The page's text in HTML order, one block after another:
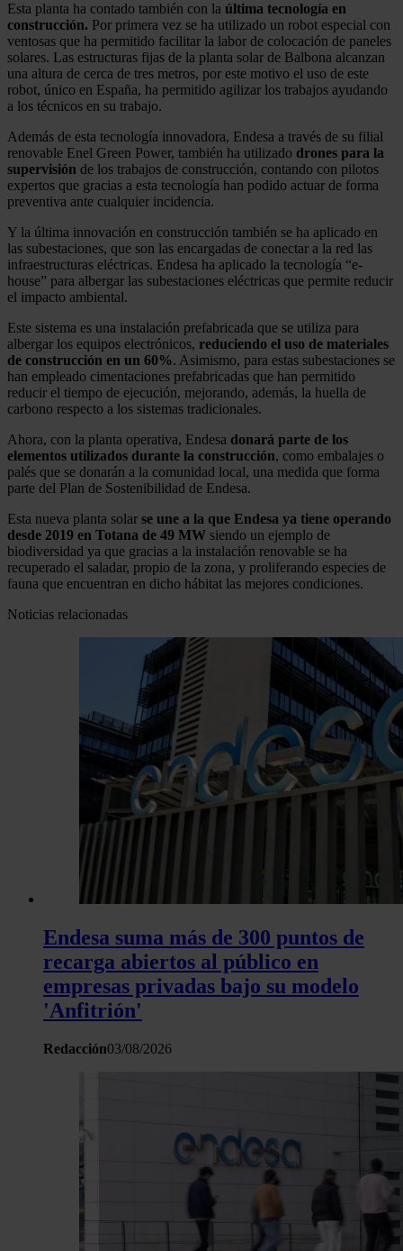
Esta planta ha contado también con la última tecnología en
construcción. Por primera vez se ha utilizado un robot especial con
ventosas que ha permitido facilitar la labor de colocación de paneles
solares. Las estructuras fijas de la planta solar de Balbona alcanzan
una altura de cerca de tres metros, por este motivo el uso de este
robot, único en España, ha permitido agilizar los trabajos ayudando
a los técnicos en su trabajo.
Además de esta tecnología innovadora, Endesa a través de su filial
renovable Enel Green Power, también ha utilizado drones para la
supervisión de los trabajos de construcción, contando con pilotos
expertos que gracias a esta tecnología han podido actuar de forma
preventiva ante cualquier incidencia.
Y la última innovación en construcción también se ha aplicado en
las subestaciones, que son las encargadas de conectar a la red las
infraestructuras eléctricas. Endesa ha aplicado la tecnología “e-
house” para albergar las subestaciones eléctricas que permite reducir
el impacto ambiental.
Este sistema es una instalación prefabricada que se utiliza para
albergar los equipos electrónicos, reduciendo el uso de materiales
de construcción en un 60%. Asimismo, para estas subestaciones se
han empleado cimentaciones prefabricadas que han permitido
reducir el tiempo de ejecución, mejorando, además, la huella de
carbono respecto a los sistemas tradicionales.
Ahora, con la planta operativa, Endesa donará parte de los
elementos utilizados durante la construcción, como embalajes o
palés que se donarán a la comunidad local, una medida que forma
parte del Plan de Sostenibilidad de Endesa.
Esta nueva planta solar se une a la que Endesa ya tiene operando
desde 2019 en Totana de 49 MW siendo un ejemplo de
biodiversidad ya que gracias a la instalación renovable se ha
recuperado el saladar, propio de la zona, y proliferando especies de
fauna que encuentran en dicho hábitat las mejores condiciones.
Noticias relacionadas
Endesa suma más de 300 puntos de
recarga abiertos al público en
empresas privadas bajo su modelo
'Anfitrión'
Redacción03/08/2026